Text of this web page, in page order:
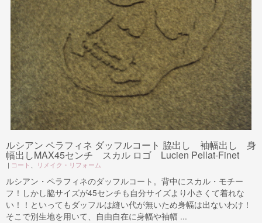
ルシアン ペラフィネ ダッフルコート 脇出し 袖幅出し 身
幅出しMAX45センチ スカル ロゴ Lucien Pellat-Finet
| コート 、 リメイク・リフォーム
ルシアン・ペラフィネのダッフルコート。背中にスカル・モチー
フ！しかし脇サイズが45センチも自分サイズより小さくて着れな
い！！といってもダッフルは縫い代が無いため身幅は出ないわけ！
そこで別生地を用いて、自由自在に身幅や袖幅 ...